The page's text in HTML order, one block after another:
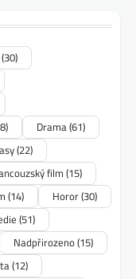
(30)
Drama(61)
(22)
film(15)
(14) Horor(30)
(51)
Nadpřirozeno(15)
(12)